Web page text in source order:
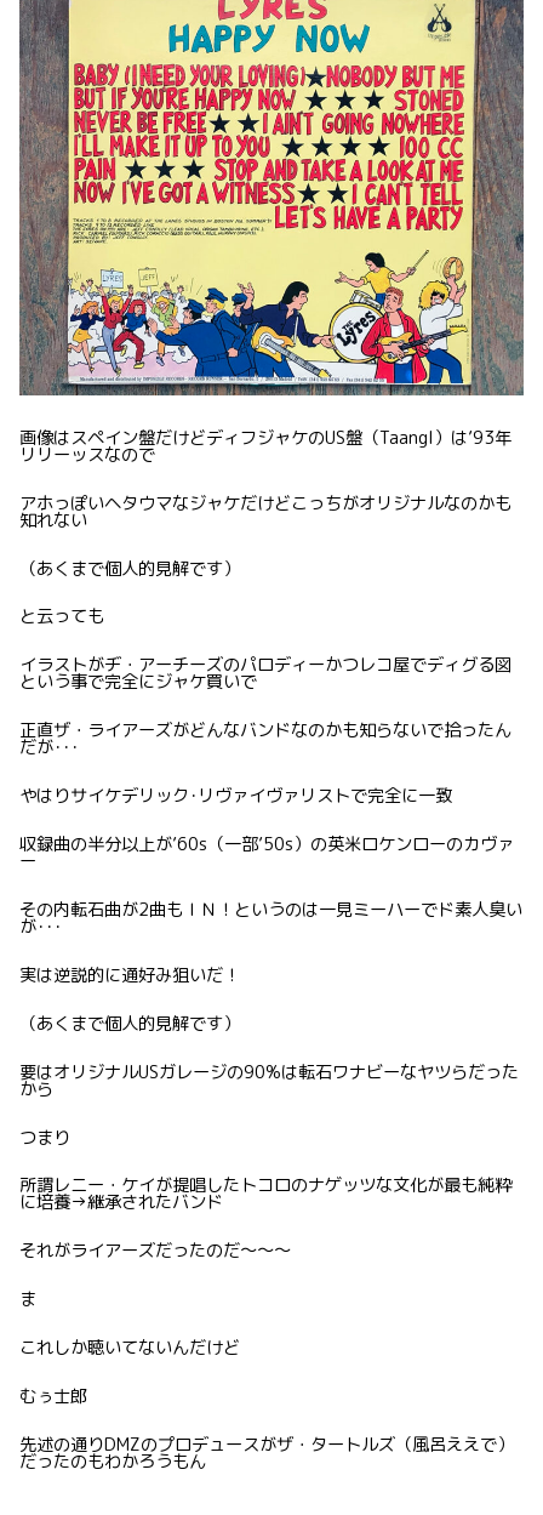
画像はスペイン盤だけどディフジャケのUS盤（Taangl）は’93年
リリーッスなので
アホっぽいヘタウマなジャケだけどこっちがオリジナルなのかも
知れない
（あくまで個人的見解です）
と云っても
イラストがヂ・アーチーズのパロディーかつレコ屋でディグる図
という事で完全にジャケ買いで
正直ザ・ライアーズがどんなバンドなのかも知らないで拾ったん
だが･･･
やはりサイケデリック･リヴァイヴァリストで完全に一致
収録曲の半分以上が’60s（一部’50s）の英米ロケンローのカヴァ
ー
その内転石曲が2曲もＩＮ！というのは一見ミーハーでド素人臭い
が･･･
実は逆説的に通好み狙いだ！
（あくまで個人的見解です）
要はオリジナルUSガレージの90%は転石ワナビーなヤツらだった
から
つまり
所謂レニー・ケイが提唱したトコロのナゲッツな文化が最も純粋
に培養→継承されたバンド
それがライアーズだったのだ〜〜〜
ま
これしか聴いてないんだけど
むぅ士郎
先述の通りDMZのプロデュースがザ・タートルズ（風呂ええで）
だったのもわかろうもん